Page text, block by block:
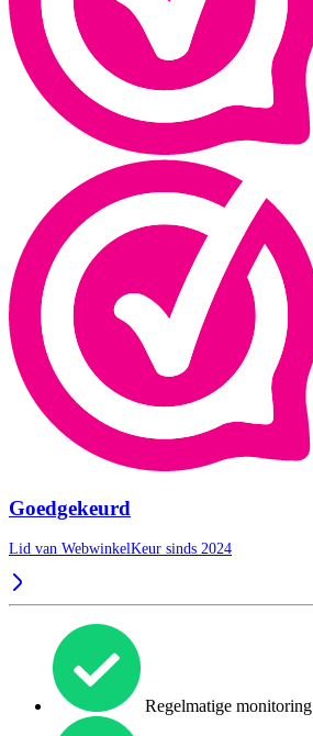
Goedgekeurd
Lid van WebwinkelKeur sinds 2024
Regelmatige monitoring